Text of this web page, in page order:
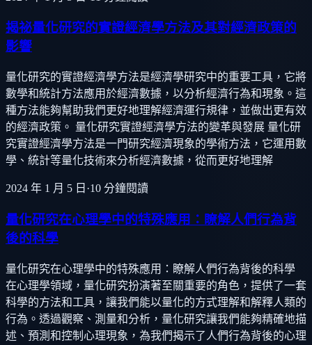
揭祕量化研究的實證經濟學方法及其對經濟政策的
影響
量化研究的實證經濟學方法是經濟學研究中的重要工具，它將
數學和統計方法應用於經濟數據，以分析經濟行為和現象。這
種方法能夠幫助我們更好地理解經濟運行規律，並做出更有效
的經濟政策。 量化研究實證經濟學方法的變革與發展 量化研
究實證經濟學方法是一門研究經濟現象的學術方法，它運用數
學、統計等量化技術來分析經濟數據，從而更好地理解
2024 年 1 月 5 日 ·10 分鐘閱讀
量化研究在心理學中的特殊應用：瞭解人們行為背
後的科學
量化研究在心理學中的特殊應用：瞭解人們行為背後的科學
在心理學領域，量化研究扮演著至關重要的角色，提供了一套
科學的方法和工具，讓我們能以量化的方式理解和解釋人類的
行為。透過觀察、測量和分析，量化研究讓我們能夠精確地描
述、預測和控制心理現象，為我們揭示了人們行為背後的心理